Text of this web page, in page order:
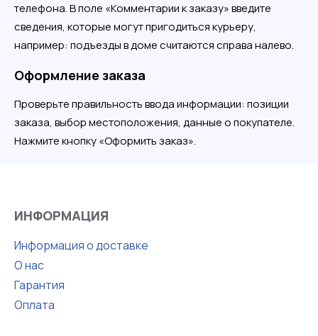
телефона. В поле «Комментарии к заказу» введите
сведения, которые могут пригодиться курьеру,
например: подъезды в доме считаются справа налево.
Оформление заказа
Проверьте правильность ввода информации: позиции
заказа, выбор местоположения, данные о покупателе.
Нажмите кнопку «Оформить заказ».
ИНФОРМАЦИЯ
Информация о доставке
О нас
Гарантия
Оплата